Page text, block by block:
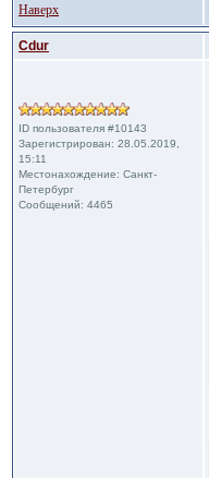
Наверх
Cdur
ID пользователя #10143
Зарегистрирован: 28.05.2019,
15:11
Местонахождение: Санкт-
Петербург
Сообщений: 4465